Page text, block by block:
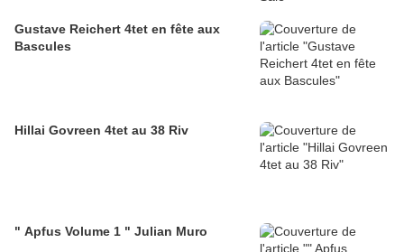
Gustave Reichert 4tet en fête aux
Bascules
Hillai Govreen 4tet au 38 Riv
" Apfus Volume 1 " Julian Muro